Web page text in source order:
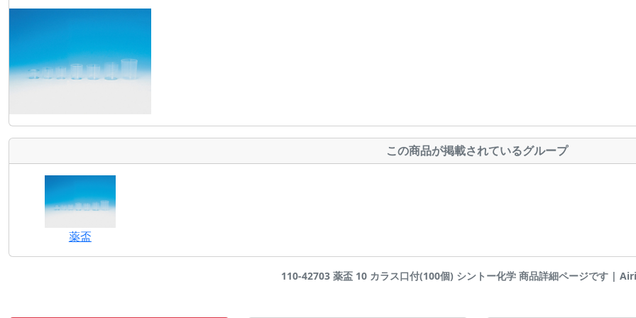
この商品が掲載されているグループ
薬盃
110-42703 薬盃 10 カラス口付(100個) シントー化学 商品詳細ページです |